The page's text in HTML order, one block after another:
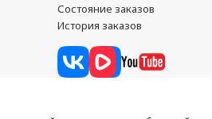
Состояние заказов
История заказов